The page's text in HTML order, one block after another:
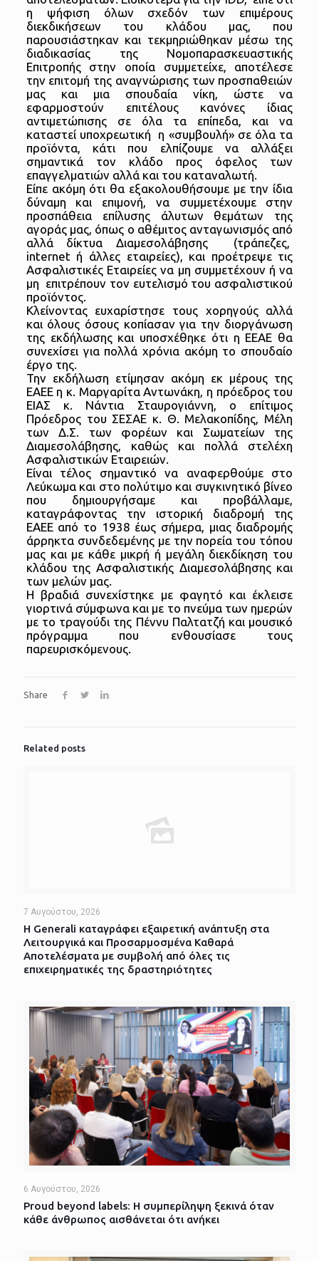
η ψήφιση όλων σχεδόν των επιμέρους
διεκδικήσεων του κλάδου μας, που
παρουσιάστηκαν και τεκμηριώθηκαν μέσω της
διαδικασίας της Νομοπαρασκευαστικής
Επιτροπής στην οποία συμμετείχε, αποτέλεσε
την επιτομή της αναγνώρισης των προσπαθειών
μας και μια σπουδαία νίκη, ώστε να
εφαρμοστούν επιτέλους κανόνες ίδιας
αντιμετώπισης σε όλα τα επίπεδα, και να
καταστεί υποχρεωτική η «συμβουλή» σε όλα τα
προϊόντα, κάτι που ελπίζουμε να αλλάξει
σημαντικά τον κλάδο προς όφελος των
επαγγελματιών αλλά και του καταναλωτή.
Είπε ακόμη ότι θα εξακολουθήσουμε με την ίδια
δύναμη και επιμονή, να συμμετέχουμε στην
προσπάθεια επίλυσης άλυτων θεμάτων της
αγοράς μας, όπως ο αθέμιτος ανταγωνισμός από
αλλά δίκτυα Διαμεσολάβησης (τράπεζες,
internet ή άλλες εταιρείες), και προέτρεψε τις
Ασφαλιστικές Εταιρείες να μη συμμετέχουν ή να
μη επιτρέπουν τον ευτελισμό του ασφαλιστικού
προϊόντος.
Κλείνοντας ευχαρίστησε τους χορηγούς αλλά
και όλους όσους κοπίασαν για την διοργάνωση
της εκδήλωσης και υποσχέθηκε ότι η ΕΕΑΕ θα
συνεχίσει για πολλά χρόνια ακόμη το σπουδαίο
έργο της.
Την εκδήλωση ετίμησαν ακόμη εκ μέρους της
ΕΑΕΕ η κ. Μαργαρίτα Αντωνάκη, η πρόεδρος του
ΕΙΑΣ κ. Νάντια Σταυρογιάννη, ο επίτιμος
Πρόεδρος του ΣΕΣΑΕ κ. Θ. Μελακοπίδης, Μέλη
των Δ.Σ. των φορέων και Σωματείων της
Διαμεσολάβησης, καθώς και πολλά στελέχη
Ασφαλιστικών Εταιρειών.
Είναι τέλος σημαντικό να αναφερθούμε στο
Λεύκωμα και στο πολύτιμο και συγκινητικό βίνεο
που δημιουργήσαμε και προβάλλαμε,
καταγράφοντας την ιστορική διαδρομή της
ΕΑΕΕ από το 1938 έως σήμερα, μιας διαδρομής
άρρηκτα συνδεδεμένης με την πορεία του τόπου
μας και με κάθε μικρή ή μεγάλη διεκδίκηση του
κλάδου της Ασφαλιστικής Διαμεσολάβησης και
των μελών μας.
Η βραδιά συνεχίστηκε με φαγητό και έκλεισε
γιορτινά σύμφωνα και με το πνεύμα των ημερών
με το τραγούδι της Πέννυ Παλτατζή και μουσικό
πρόγραμμα που ενθουσίασε τους
παρευρισκόμενους.
Share
Related posts
7 Αυγούστου, 2026
Η Generali καταγράφει εξαιρετική ανάπτυξη στα
Λειτουργικά και Προσαρμοσμένα Καθαρά
Αποτελέσματα με συμβολή από όλες τις
επιχειρηματικές της δραστηριότητες
6 Αυγούστου, 2026
Proud beyond labels: Η συμπερίληψη ξεκινά όταν
κάθε άνθρωπος αισθάνεται ότι ανήκει